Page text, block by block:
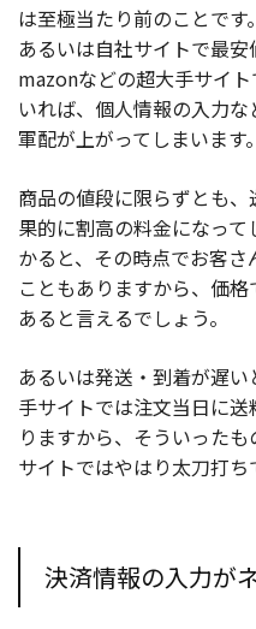
は至極当たり前のことです。
あるいは自社サイトで最
mazonなどの超大手サイ
いれば、個人情報の入力
軍配が上がってしまいます。
商品の値段に限らずとも
果的に割高の料金になっ
かると、その時点でお客
こともありますから、価
あると言えるでしょう。
あるいは発送・到着が遅
手サイトでは注文当日に
りますから、そういった
サイトではやはり太刀打ち
決済情報の入力が